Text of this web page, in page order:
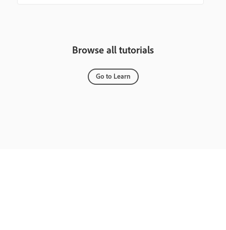
Browse all tutorials
Go to Learn